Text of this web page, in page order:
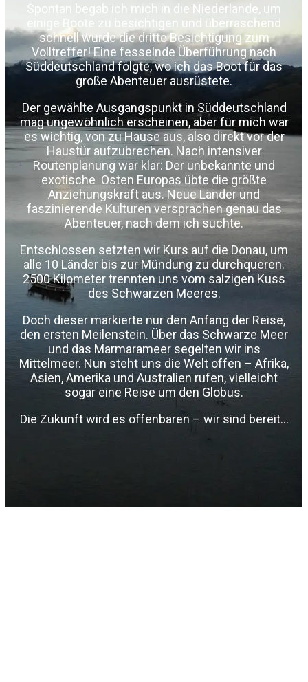
Spontan begab ich mich in die Niederlande, um
einige Boote zu besichtigen und überraschend
schnell wurde die dritte Besichtigung zum
Volltreffer! Eine fesselnde Überführung nach
Süddeutschland folgte, wo ich das Boot für das
große Abenteuer ausrüstete.
Der gewählte Ausgangspunkt in Süddeutschland
mag ungewöhnlich erscheinen, aber für mich war
es wichtig, von zu Hause aus, also direkt vor der
Haustür aufzubrechen. Nach intensiver
Routenplanung war klar: Der unbekannte und
exotische Osten Europas übte die größte
Anziehungskraft aus. Neue Länder und
faszinierende Kulturen versprachen genau das
Abenteuer, nach dem ich suchte.
Entschlossen setzten wir Kurs auf die Donau, um
alle 10 Länder bis zur Mündung zu durchqueren.
2500 Kilometer trennten uns vom salzigen Kuss
des Schwarzen Meeres.
Doch dieser markierte nur den Anfang der Reise,
den ersten Meilenstein. Über das Schwarze Meer
und das Marmarameer segelten wir ins
Mittelmeer. Nun steht uns die Welt offen – Afrika,
Asien, Amerika und Australien rufen, vielleicht
sogar eine Reise um den Globus.
Die Zukunft wird es offenbaren – wir sind bereit…